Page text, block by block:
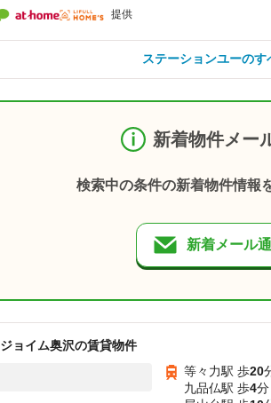
提供
ステーションユーの
新着物件メー
検索中の条件の新着物件情報
新着メール
ジョイム奥沢の賃貸物件
等々力駅 歩20
九品仏駅 歩4分